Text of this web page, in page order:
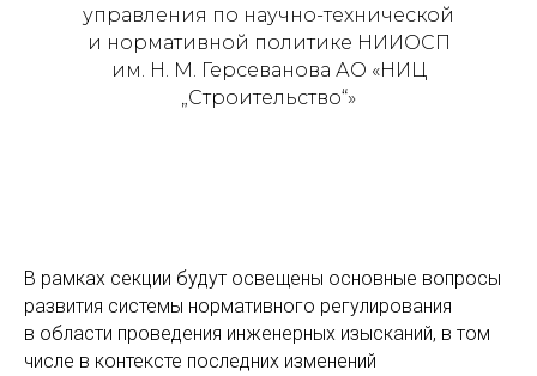
управления по научно-технической
и нормативной политике НИИОСП
им. Н. М. Герсеванова АО «НИЦ
„Строительство“»
В рамках секции будут освещены основные вопросы
развития системы нормативного регулирования
в области проведения инженерных изысканий, в том
числе в контексте последних изменений